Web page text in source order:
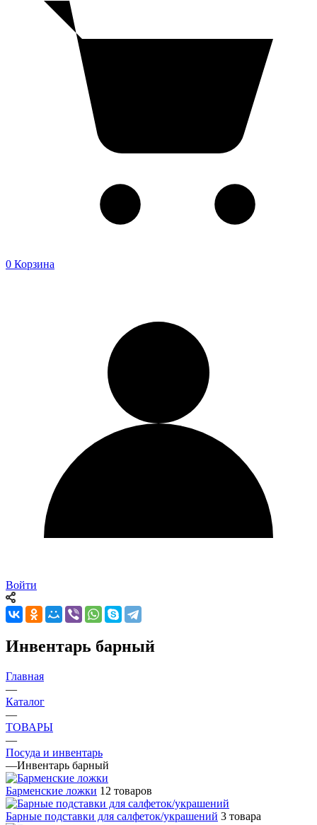
0 Корзина
Войти
Инвентарь барный
Главная
—
Каталог
—
ТОВАРЫ
—
Посуда и инвентарь
—Инвентарь барный
Барменские ложки 12 товаров
Барные подставки для салфеток/украшений 3 товара